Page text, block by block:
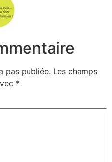
pas publiée. Les champs
*